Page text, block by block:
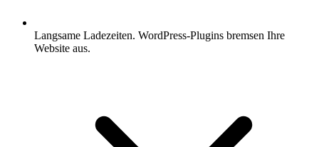
Langsame Ladezeiten. WordPress-Plugins bremsen Ihre
Website aus.